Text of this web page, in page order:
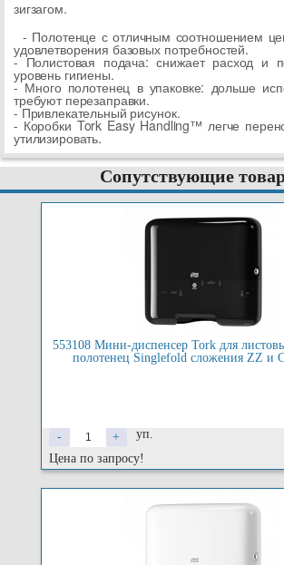
зигзагом.
- Полотенце с отличным соотношением
удовлетворения базовых потребностей.
- Полистовая подача: снижает расход и
уровень гигиены.
- Много полотенец в упаковке: дольше
требуют перезаправки.
- Привлекательный рисунок.
- Коробки Tork Easy Handling™ легче
утилизировать.
Сопутствующие
553108 Мини-диспенсер Tork для
полотенец Singlefold сложения ZZ и
- +
уп.
Цена по запросу!